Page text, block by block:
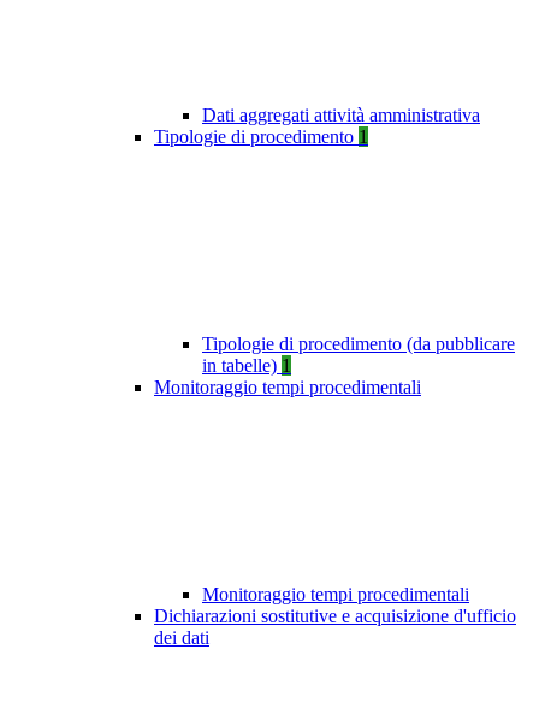
Dati aggregati attività amministrativa
Tipologie di procedimento 1
Tipologie di procedimento (da pubblicare
in tabelle) 1
Monitoraggio tempi procedimentali
Monitoraggio tempi procedimentali
Dichiarazioni sostitutive e acquisizione d'ufficio
dei dati